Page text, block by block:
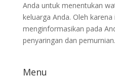
Anda untuk menentukan
keluarga Anda. Oleh
menginformasikan pada
penyaringan dan
Menu